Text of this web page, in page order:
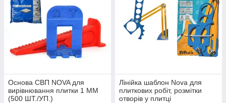
Основа СВП NOVA для
вирівнювання плитки 1 ММ
(500 ШТ./УП.)
Лінійка шаблон Nova для
плиткових робіт, розмітки
отворів у плитці